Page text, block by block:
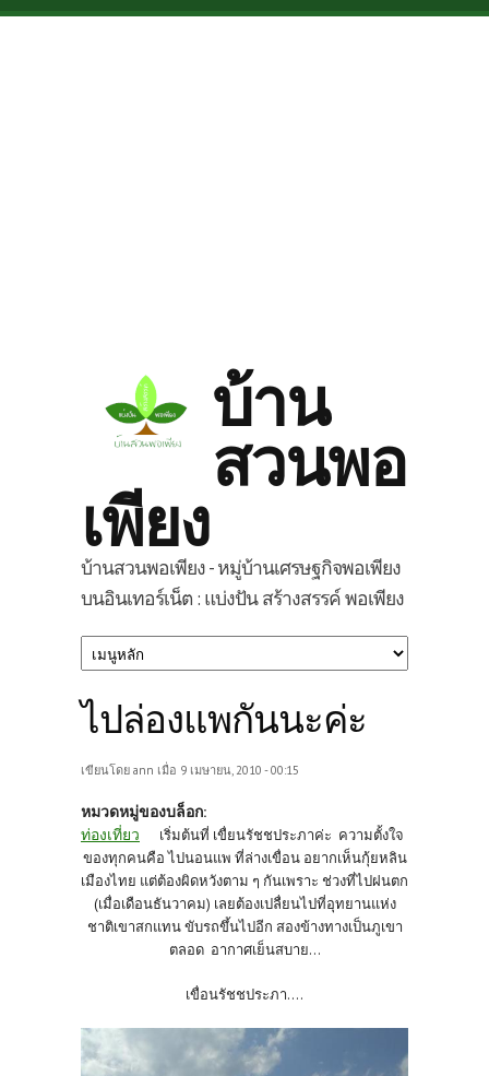
Skip to main content
บ้าน
สวนพอ
เพียง
บ้านสวนพอเพียง - หมู่บ้านเศรษฐกิจพอเพียง
บนอินเทอร์เน็ต : แบ่งปัน สร้างสรรค์ พอเพียง
ไปล่องแพกันนะค่ะ
เขียนโดย ann เมื่อ 9 เมษายน, 2010 - 00:15
หมวดหมู่ของบล็อก:
ท่องเที่ยว
เริ่มต้นที่ เขื่ยนรัชชประภาค่ะ ความตั้งใจ
ของทุกคนคือ ไปนอนแพ ที่ล่างเขื่อน อยากเห็นกุ้ยหลิน
เมืองไทย แต่ต้องผิดหวังตาม ๆ กันเพราะ ช่วงที่ไปฝนตก
(เมื่อเดือนธันวาคม) เลยต้องเปลื่ยนไปที่อุทยานแห่ง
ชาติเขาสกแทน ขับรถขึ้นไปอีก สองข้างทางเป็นภูเขา
ตลอด อากาศเย็นสบาย...
เขื่อนรัชชประภา....